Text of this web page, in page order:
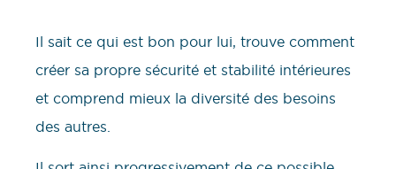
Il sait ce qui est bon pour lui, trouve comment
créer sa propre sécurité et stabilité intérieures
et comprend mieux la diversité des besoins
des autres.